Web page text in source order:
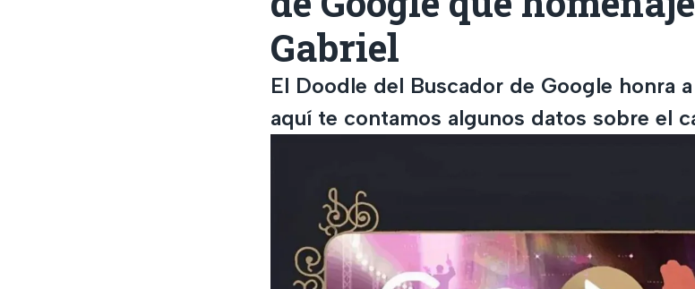
Gabriel
El Doodle del Buscador de Google honra
aquí te contamos algunos datos sobre el